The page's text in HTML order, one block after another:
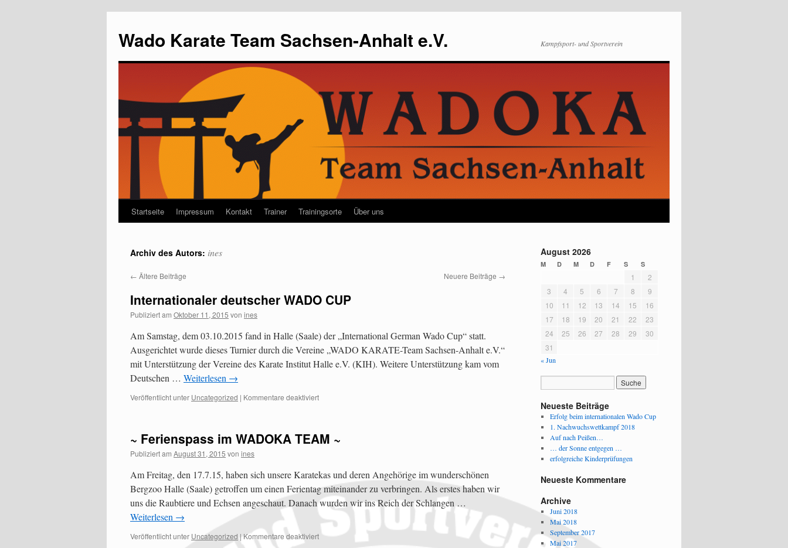
Wado Karate Team Sachsen-Anhalt e.V. Kampfsport- und Sportverein
Startseite Impressum Kontakt Trainer Trainingsorte Über uns
Archiv des Autors: ines
← Ältere Beiträge Neuere Beiträge →
Internationaler deutscher WADO CUP
Publiziert am Oktober 11, 2015 von ines
Am Samstag, dem 03.10.2015 fand in Halle (Saale) der „International German Wado Cup“ statt.
Ausgerichtet wurde dieses Turnier durch die Vereine „WADO KARATE-Team Sachsen-Anhalt e.V.“
mit Unterstützung der Vereine des Karate Institut Halle e.V. (KIH). Weitere Unterstützung kam vom
Deutschen … Weiterlesen →
Veröffentlicht unter Uncategorized | Kommentare deaktiviert
~ Ferienspass im WADOKA TEAM ~
Publiziert am August 31, 2015 von ines
Am Freitag, den 17.7.15, haben sich unsere Karatekas und deren Angehörige im wunderschönen
Bergzoo Halle (Saale) getroffen um einen Ferientag miteinander zu verbringen. Als erstes haben wir
uns die Raubtiere und Echsen angeschaut. Danach wurden wir ins Reich der Schlangen …
Weiterlesen →
Veröffentlicht unter Uncategorized |Kommentare deaktiviert
August 2026
M D M D F S S
1
2
3
4 5 6 7 8
9
10
11 12 13 14 15
16
17
18 19 20 21 22
23
24
25 26 27 28 29
30
31
« Jun
Neueste Beiträge
Erfolg beim internationalen Wado Cup
1. Nachwuchswettkampf 2018
Auf nach Peißen…
… der Sonne entgegen …
erfolgreiche Kinderprüfungen
Neueste Kommentare
Archive
Juni 2018
Mai 2018
September 2017
Mai 2017